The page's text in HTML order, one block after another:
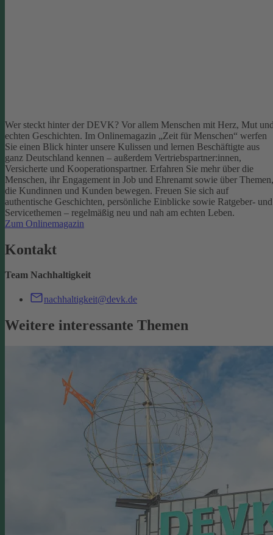
Wer steckt hinter der DEVK? Vor allem Menschen mit Herz, Mut
echten Geschichten. Im Onlinemagazin „Zeit für Menschen“ werfen
Sie einen Blick hinter unsere Kulissen und lernen Beschäftigte aus
ganz Deutschland kennen – außerdem Vertriebspartner:innen,
Versicherte und Kooperationspartner. Erfahren Sie mehr über die
Menschen, ihr Engagement in Job und Ehrenamt sowie über Themen,
die Kundinnen und Kunden bewegen. Freuen Sie sich auf
authentische Geschichten, persönliche Einblicke sowie Ratgeber- und
Servicethemen – regelmäßig neu und nah am echten Leben.
Zum Onlinemagazin
Kontakt
Team Nachhaltigkeit
nachhaltigkeit@devk.de
Weitere interessante Themen